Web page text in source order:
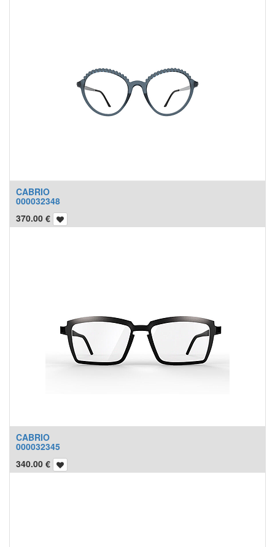
CABRIO
000032348
370.00 €
CABRIO
000032345
340.00 €